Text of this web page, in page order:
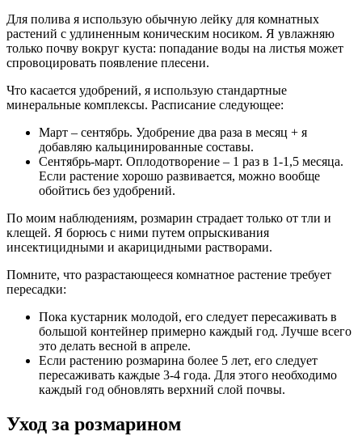
Для полива я использую обычную лейку для комнатных
растений с удлиненным коническим носиком. Я увлажняю
только почву вокруг куста: попадание воды на листья может
спровоцировать появление плесени.
Что касается удобрений, я использую стандартные
минеральные комплексы. Расписание следующее:
Март – сентябрь. Удобрение два раза в месяц + я
добавляю кальцинированные составы.
Сентябрь-март. Оплодотворение – 1 раз в 1-1,5 месяца.
Если растение хорошо развивается, можно вообще
обойтись без удобрений.
По моим наблюдениям, розмарин страдает только от тли и
клещей. Я борюсь с ними путем опрыскивания
инсектицидными и акарицидными растворами.
Помните, что разрастающееся комнатное растение требует
пересадки:
Пока кустарник молодой, его следует пересаживать в
большой контейнер примерно каждый год. Лучше всего
это делать весной в апреле.
Если растению розмарина более 5 лет, его следует
пересаживать каждые 3-4 года. Для этого необходимо
каждый год обновлять верхний слой почвы.
Уход за розмарином